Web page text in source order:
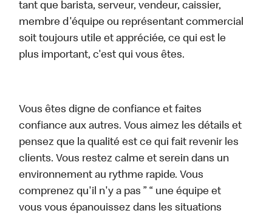
tant que barista, serveur, vendeur, caissier,
membre d'équipe ou représentant commercial
soit toujours utile et appréciée, ce qui est le
plus important, c'est qui vous êtes.
Vous êtes digne de confiance et faites
confiance aux autres. Vous aimez les détails et
pensez que la qualité est ce qui fait revenir les
clients. Vous restez calme et serein dans un
environnement au rythme rapide. Vous
comprenez qu'il n'y a pas ” “ une équipe et
vous vous épanouissez dans les situations